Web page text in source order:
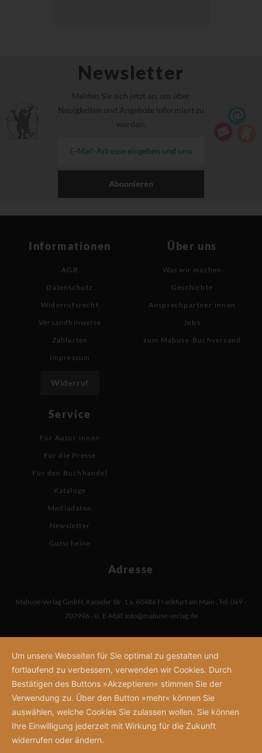
Newsletter
Melden Sie sich jetzt an, um über
Neuigkeiten und Angebote informiert zu
werden.
Abonnieren
Informationen
AGB
Datenschutz
Widerrufsrecht
Versandhinweise
Zahlarten
Impressum
Widerruf
Über uns
Was wir machen
Geschichte
Ansprechpartner:innen
Jobs
zum Mabuse-Buchversand
Service
Für Autor:innen
Für die Presse
Für den Buchhandel
Kataloge
Mediadaten
Newsletter
Gutscheine
Adresse
Mabuse-Verlag GmbH, Kasseler Str. 1 a, 60486 Frankfurt am Main , Tel: 069 -
707996 - 0 , E-Mail: info@mabuse-verlag.de
Um unsere Webseiten für Sie optimal zu gestalten und
fortlaufend zu verbessern, verwenden wir Cookies. Durch
Bestätigen des Buttons »Akzeptieren« stimmen Sie der
Verwendung zu. Über den Button »mehr« können Sie
auswählen, welche Cookies Sie zulassen wollen. Sie können
Ihre Einwilligung jederzeit mit Wirkung für die Zukunft
widerrufen oder ändern.